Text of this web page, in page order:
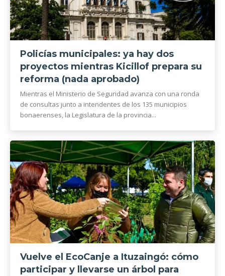
Policías municipales: ya hay dos
proyectos mientras Kicillof prepara su
reforma (nada aprobado)
Mientras el Ministerio de Seguridad avanza con una ronda
de consultas junto a intendentes de los 135 municipios
bonaerenses, la Legislatura de la provincia...
Vuelve el EcoCanje a Ituzaingó: cómo
participar y llevarse un árbol para